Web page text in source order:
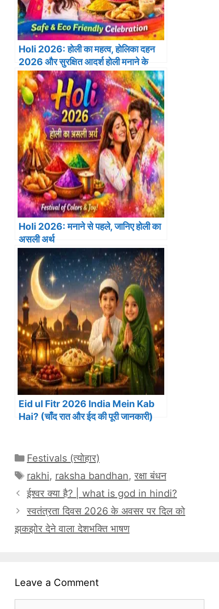
Holi 2026: होली का महत्व, होलिका दहन
2026 और सुरक्षित आदर्श होली मनाने के
नियम
Holi 2026: मनाने से पहले, जानिए होली का
असली अर्थ
Eid ul Fitr 2026 India Mein Kab
Hai? (चाँद रात और ईद की पूरी जानकारी)
Categories
Festivals (त्योहार)
Tags
rakhi, raksha bandhan,रक्षा बंधन
ईश्वर क्या है? | what is god in hindi?
स्वतंत्रता दिवस 2026 के अवसर पर दिल को
झकझोर देने वाला देशभक्ति भाषण
Leave a Comment